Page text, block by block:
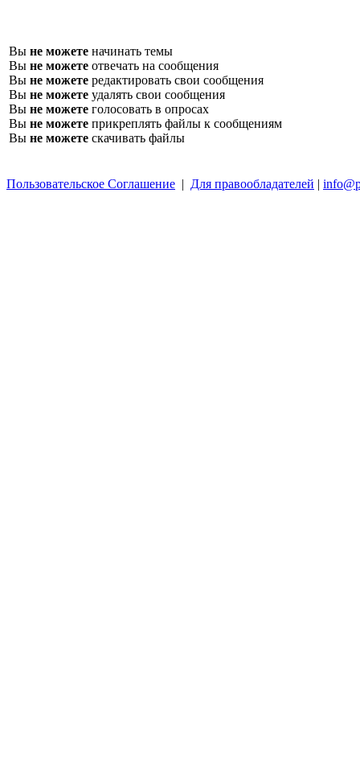
Вы не можете начинать темы
Вы не можете отвечать на сообщения
Вы не можете редактировать свои сообщения
Вы не можете удалять свои сообщения
Вы не можете голосовать в опросах
Вы не можете прикреплять файлы к сообщениям
Вы не можете скачивать файлы
Пользовательское Соглашение | Для правообладателей |